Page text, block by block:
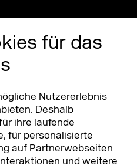
für das
Nutzererlebnis
Deshalb
ihre laufende
für personalisierte
auf Partnerwebseiten
und weitere
DMEXCO Asia